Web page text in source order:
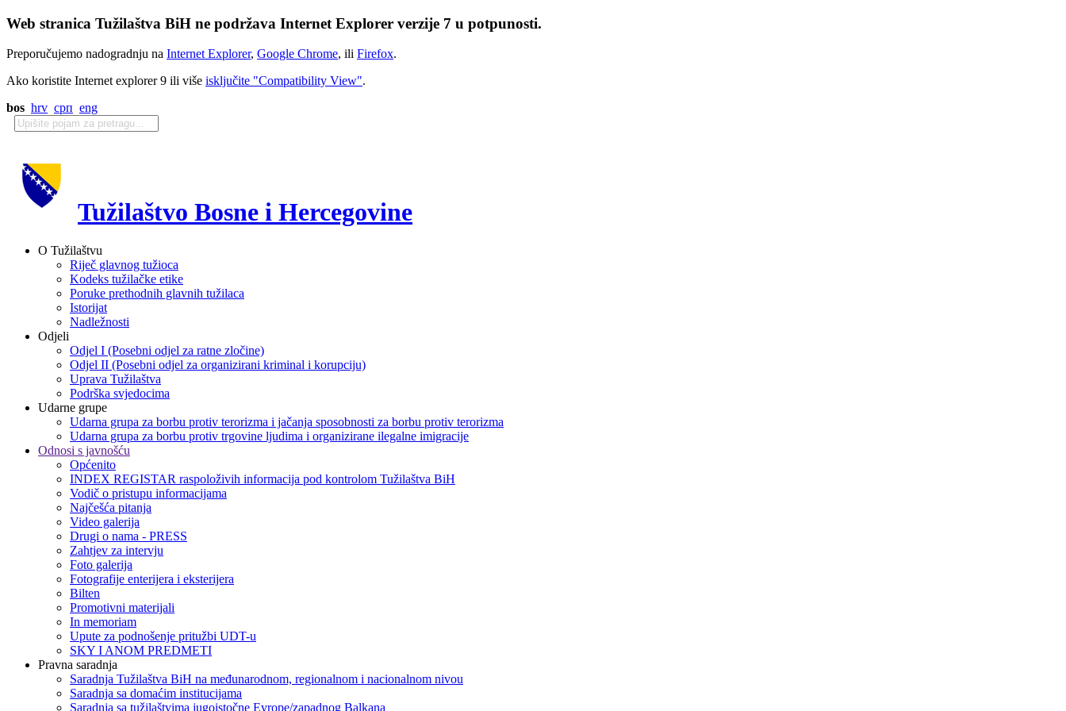
Web stranica Tužilaštva BiH ne podržava Internet Explorer verzije 7 u potpunosti.
Preporučujemo nadogradnju na Internet Explorer, Google Chrome, ili Firefox.
Ako koristite Internet explorer 9 ili više isključite "Compatibility View".
bos hrv срп eng
Tužilaštvo Bosne i Hercegovine
O Tužilaštvu
Riječ glavnog tužioca
Kodeks tužilačke etike
Poruke prethodnih glavnih tužilaca
Istorijat
Nadležnosti
Odjeli
Odjel I (Posebni odjel za ratne zločine)
Odjel II (Posebni odjel za organizirani kriminal i korupciju)
Uprava Tužilaštva
Podrška svjedocima
Udarne grupe
Udarna grupa za borbu protiv terorizma i jačanja sposobnosti za borbu protiv terorizma
Udarna grupa za borbu protiv trgovine ljudima i organizirane ilegalne imigracije
Odnosi s javnošću
Općenito
INDEX REGISTAR raspoloživih informacija pod kontrolom Tužilaštva BiH
Vodič o pristupu informacijama
Najčešća pitanja
Video galerija
Drugi o nama - PRESS
Zahtjev za intervju
Foto galerija
Fotografije enterijera i eksterijera
Bilten
Promotivni materijali
In memoriam
Upute za podnošenje pritužbi UDT-u
SKY I ANOM PREDMETI
Pravna saradnja
Saradnja Tužilaštva BiH na međunarodnom, regionalnom i nacionalnom nivou
Saradnja sa domaćim institucijama
Saradnja sa tužilaštvima jugoistočne Evrope/zapadnog Balkana